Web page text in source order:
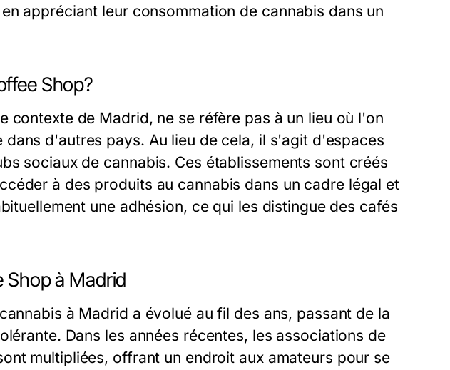
appréciant leur consommation de cannabis dans un
Shop?
contexte de Madrid, ne se réfère pas à un lieu où l'on
d'autres pays. Au lieu de cela, il s'agit d'espaces
sociaux de cannabis. Ces établissements sont créés
à des produits au cannabis dans un cadre légal et
une adhésion, ce qui les distingue des cafés
Shop à Madrid
à Madrid a évolué au fil des ans, passant de la
Dans les années récentes, les associations de
multipliées, offrant un endroit aux amateurs pour se